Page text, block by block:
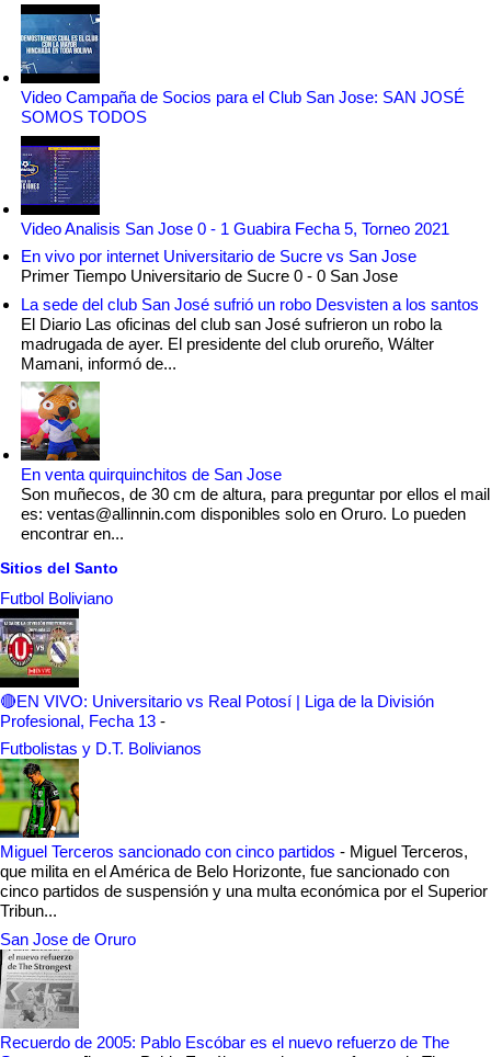
Video Campaña de Socios para el Club San Jose: SAN JOSÉ
SOMOS TODOS
Video Analisis San Jose 0 - 1 Guabira Fecha 5, Torneo 2021
En vivo por internet Universitario de Sucre vs San Jose
Primer Tiempo Universitario de Sucre 0 - 0 San Jose
La sede del club San José sufrió un robo Desvisten a los santos
El Diario Las oficinas del club san José sufrieron un robo la
madrugada de ayer. El presidente del club orureño, Wálter
Mamani, informó de...
En venta quirquinchitos de San Jose
Son muñecos, de 30 cm de altura, para preguntar por ellos el mail
es: ventas@allinnin.com disponibles solo en Oruro. Lo pueden
encontrar en...
Sitios del Santo
Futbol Boliviano
🔴EN VIVO: Universitario vs Real Potosí | Liga de la División
Profesional, Fecha 13 -
Futbolistas y D.T. Bolivianos
Miguel Terceros sancionado con cinco partidos - Miguel Terceros,
que milita en el América de Belo Horizonte, fue sancionado con
cinco partidos de suspensión y una multa económica por el Superior
Tribun...
San Jose de Oruro
Recuerdo de 2005: Pablo Escóbar es el nuevo refuerzo de The